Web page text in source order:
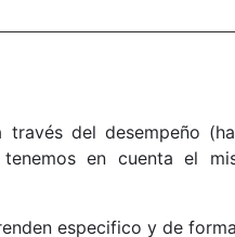
del desempeño
en cuenta el
especifico y de